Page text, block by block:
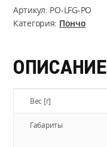
PONCHO
Артикул: PO-LFG-PO
Категория: Пончо
ОПИСАНИЕ
Вес [г]
Габариты